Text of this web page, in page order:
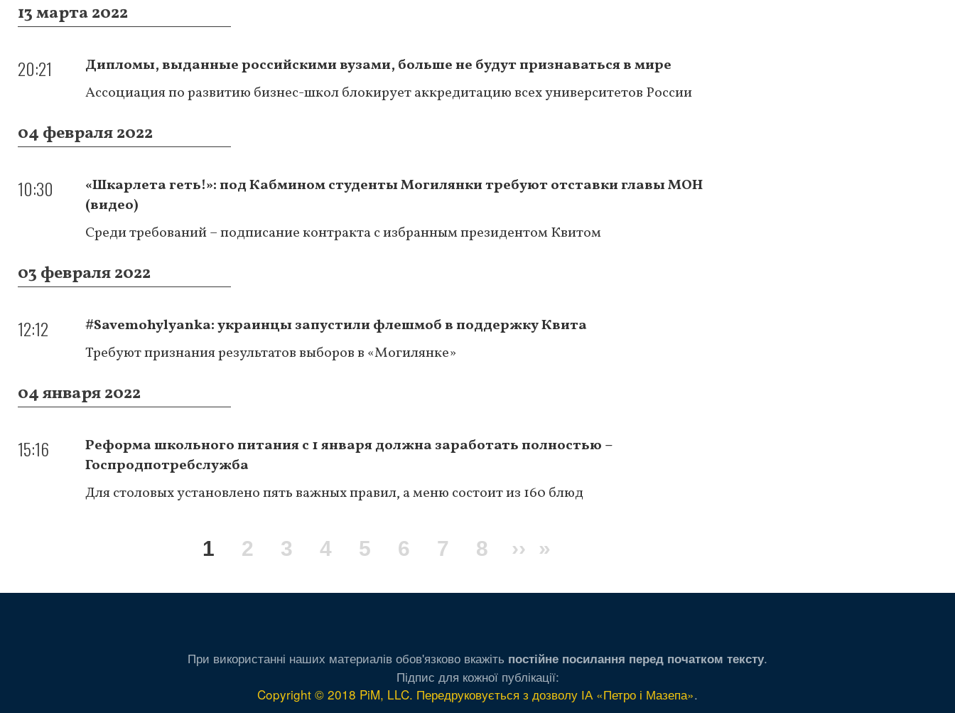
13 марта 2022
20:21
Дипломы, выданные российскими вузами, больше не будут признаваться в мире
Ассоциация по развитию бизнес-школ блокирует аккредитацию всех университетов России
04 февраля 2022
10:30
«Шкарлета геть!»: под Кабмином студенты Могилянки требуют отставки главы МОН
(видео)
Среди требований – подписание контракта с избранным президентом Квитом
03 февраля 2022
12:12
#Savemohylyanka: украинцы запустили флешмоб в поддержку Квита
Требуют признания результатов выборов в «Могилянке»
04 января 2022
15:16
Реформа школьного питания с 1 января должна заработать полностью –
Госпродпотребслужба
Для столовых установлено пять важных правил, а меню состоит из 160 блюд
Текущая
1 Page
2 Page
3 Page
4 Page
5 Page
6 Page
7 Page
8
Следующая
››
Последняя
»
При використанні наших материалів обов'язково вкажіть постійне посилання перед початком тексту.
Підпис для кожної публікації:
Copyright © 2018 PiM, LLC. Передруковується з дозволу ІА «Петро і Мазепа».